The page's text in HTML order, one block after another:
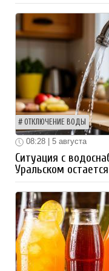
ОТКЛЮЧЕНИЕ ВОДЫ
08:28 | 5 августа
Ситуация с
Уральском